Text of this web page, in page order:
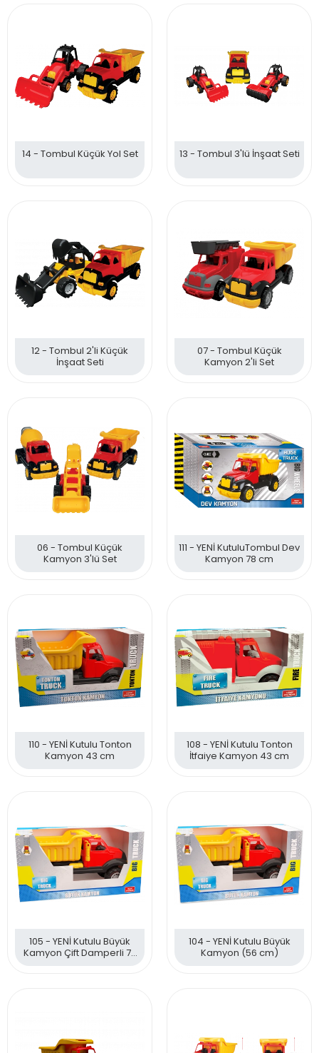
14 - Tombul Küçük Yol Set 13 - Tombul 3'lü İnşaat Seti
12 - Tombul 2'li Küçük
İnşaat Seti
07 - Tombul Küçük
Kamyon 2'li Set
06 - Tombul Küçük
Kamyon 3'lü Set
111 - YENİ KutuluTombul Dev
Kamyon 78 cm
110 - YENİ Kutulu Tonton
Kamyon 43 cm
108 - YENİ Kutulu Tonton
İtfaiye Kamyon 43 cm
105 - YENİ Kutulu Büyük
Kamyon Çift Damperli 70
104 - YENİ Kutulu Büyük
Kamyon (56 cm)